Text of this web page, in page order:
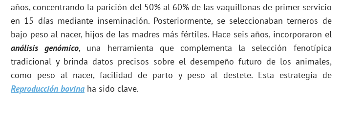
años, concentrando la parición del 50% al 60% de las vaquillonas de primer servicio
en 15 días mediante inseminación. Posteriormente, se seleccionaban terneros de
bajo peso al nacer, hijos de las madres más fértiles. Hace seis años, incorporaron el
análisis genómico, una herramienta que complementa la selección fenotípica
tradicional y brinda datos precisos sobre el desempeño futuro de los animales,
como peso al nacer, facilidad de parto y peso al destete. Esta estrategia de
Reproducción bovina ha sido clave.